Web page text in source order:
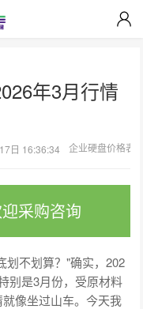
年3月行情
日 16:36:34 企业硬盘价格表
采购咨询
划不划算？"确实，202
别是3月份，受原材料
像坐过山车。今天我